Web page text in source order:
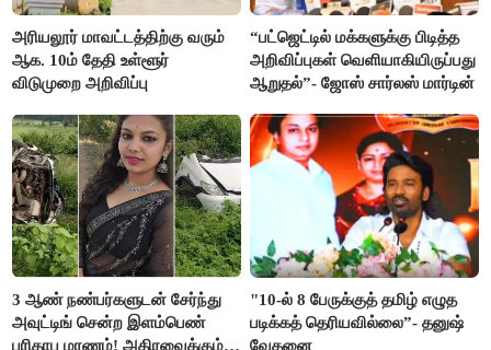
அரியலூர் மாவட்டத்திற்கு வரும்
ஆக. 10ம் தேதி உள்ளூர்
விடுமுறை அறிவிப்பு
“பட்ஜெட்டில் மக்களுக்கு பிடித்த
அறிவிப்புகள் வெளியாகியிருப்பது
ஆறுதல்”- ஜோஸ் சார்லஸ் மார்டின்
3 ஆண் நண்பர்களுடன் சேர்ந்து
அவுட்டிங் சென்ற இளம்பெண்
பரிதாப மரணம்! அதிரவைக்கும்
"10-ல் 8 பேருக்குத் தமிழ் எழுத
படிக்கத் தெரியவில்லை”- தனுஷ்
வேதனை